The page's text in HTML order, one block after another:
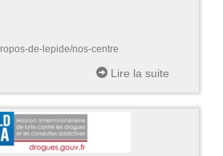
de-lepide/nos-centre
Lire la suite